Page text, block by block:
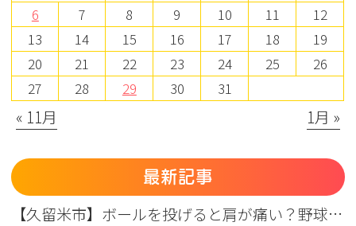
6
7 8 9 10 11
12
13
14 15 16 17 18
19
20
21 22 23 24 25
26
27
28 29 30 31
« 11月 1月 »
最新記事
【久留米市】ボールを投げると肩が痛い？野球肩の原因・症状とまつもと整形外科のリハビリ